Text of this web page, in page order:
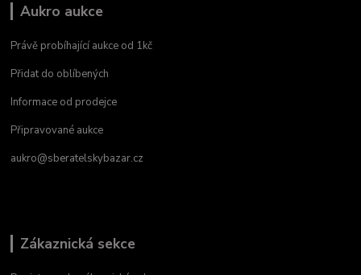
Aukro aukce
Právě probíhající aukce od 1kč
Přidat do oblíbených
Informace od prodejce
Připravované aukce
aukro@sberatelskybazar.cz
Zákaznická sekce